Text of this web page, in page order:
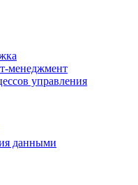
менеджмент
управления
данными